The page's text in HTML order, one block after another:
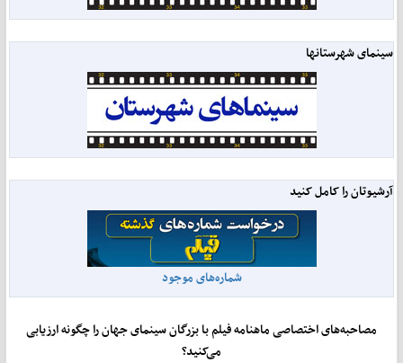
سینمای شهرستانها
آرشیوتان را کامل کنید
شماره‌های موجود
مصاحبه‌های اختصاصی ماهنامه فیلم با بزرگان سینمای جهان را چگونه ارزیابی
می‌کنید؟